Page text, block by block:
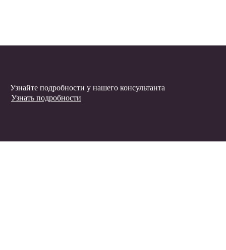
Узнайте подробности у нашего консультанта
Узнать подробности